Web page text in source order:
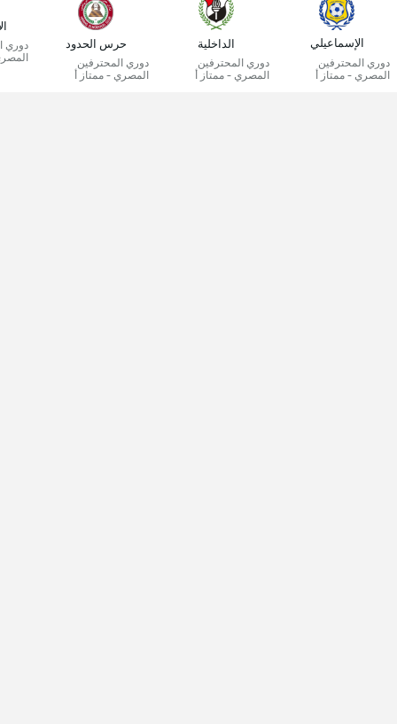
الإسماعيلي
دوري المحترفين
المصري - ممتاز أ
الداخلية
دوري المحترفين
المصري - ممتاز أ
حرس الحدود
دوري المحترفين
المصري - ممتاز أ
دوري